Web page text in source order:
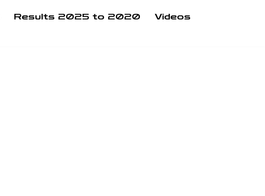
Results 2025 to 2020
Videos